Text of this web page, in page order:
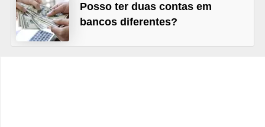
Posso ter duas contas em
bancos diferentes?
a
r
t